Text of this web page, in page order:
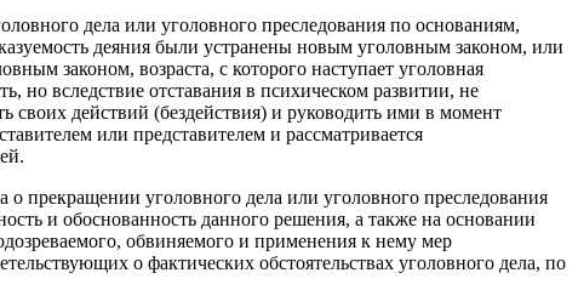
дела или уголовного преследования по основаниям,
деяния были устранены новым уголовным законом, или
законом, возраста, с которого наступает уголовная
но вследствие отставания в психическом развитии, не
своих действий (бездействия) и руководить ими в момент
или представителем и рассматривается
о прекращении уголовного дела или уголовного преследования
и обоснованность данного решения, а также на основании
обвиняемого и применения к нему мер
о фактических обстоятельствах уголовного дела, по